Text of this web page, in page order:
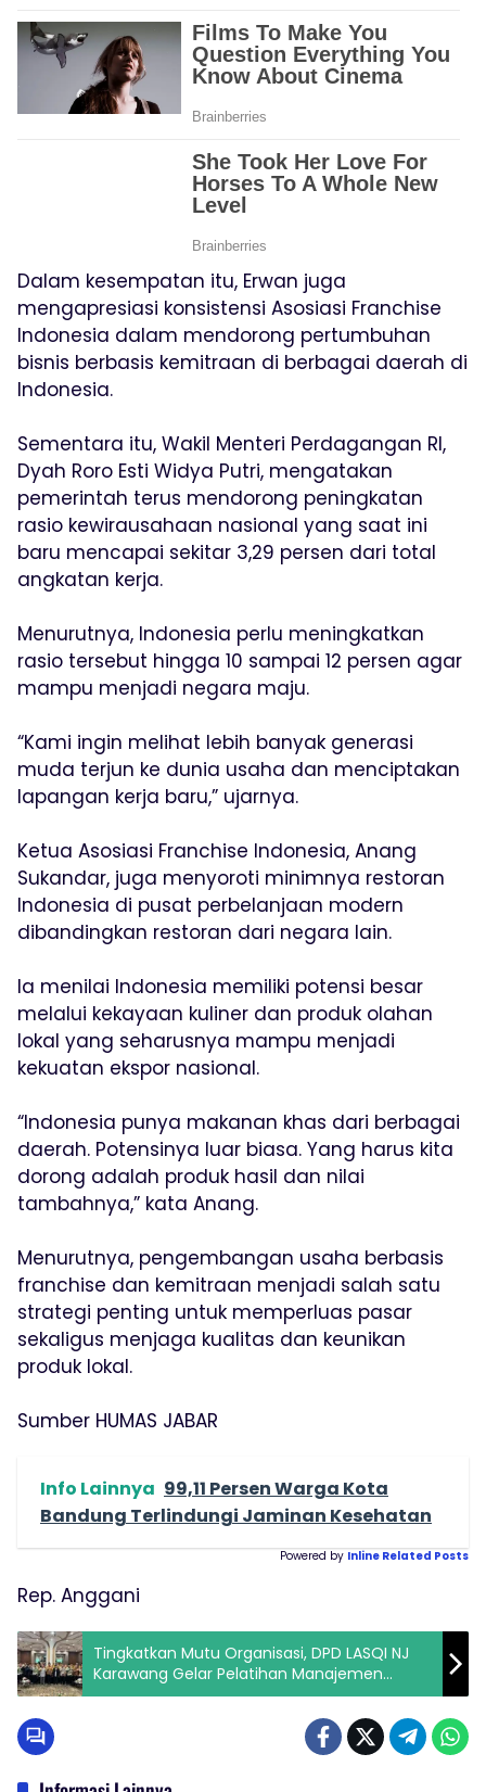
Dalam kesempatan itu, Erwan juga
mengapresiasi konsistensi Asosiasi Franchise
Indonesia dalam mendorong pertumbuhan
bisnis berbasis kemitraan di berbagai daerah di
Indonesia.
Sementara itu, Wakil Menteri Perdagangan RI,
Dyah Roro Esti Widya Putri, mengatakan
pemerintah terus mendorong peningkatan
rasio kewirausahaan nasional yang saat ini
baru mencapai sekitar 3,29 persen dari total
angkatan kerja.
Menurutnya, Indonesia perlu meningkatkan
rasio tersebut hingga 10 sampai 12 persen agar
mampu menjadi negara maju.
“Kami ingin melihat lebih banyak generasi
muda terjun ke dunia usaha dan menciptakan
lapangan kerja baru,” ujarnya.
Ketua Asosiasi Franchise Indonesia, Anang
Sukandar, juga menyoroti minimnya restoran
Indonesia di pusat perbelanjaan modern
dibandingkan restoran dari negara lain.
Ia menilai Indonesia memiliki potensi besar
melalui kekayaan kuliner dan produk olahan
lokal yang seharusnya mampu menjadi
kekuatan ekspor nasional.
“Indonesia punya makanan khas dari berbagai
daerah. Potensinya luar biasa. Yang harus kita
dorong adalah produk hasil dan nilai
tambahnya,” kata Anang.
Menurutnya, pengembangan usaha berbasis
franchise dan kemitraan menjadi salah satu
strategi penting untuk memperluas pasar
sekaligus menjaga kualitas dan keunikan
produk lokal.
Sumber HUMAS JABAR
Info Lainnya 99,11 Persen Warga Kota
Bandung Terlindungi Jaminan Kesehatan
Powered by Inline Related Posts
Rep. Anggani
Tingkatkan Mutu Organisasi, DPD LASQI NJ
Karawang Gelar Pelatihan Manajemen
Seniman